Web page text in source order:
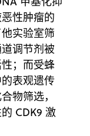
性肿瘤的
实验室筛
调节剂被
；而受蜂
表观遗传
物筛选，
CDK9 激